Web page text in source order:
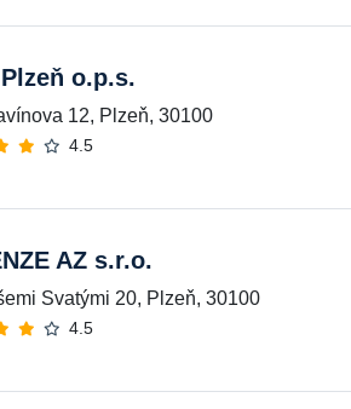
o.p.s.
12, Plzeň, 30100
4.5
AZ s.r.o.
Svatými 20, Plzeň, 30100
4.5